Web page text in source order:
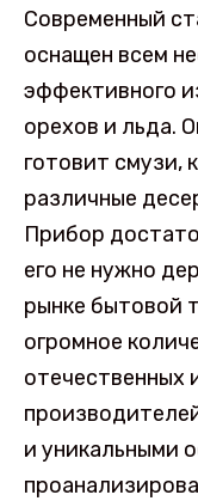
Современный
оснащен всем
эффективного
орехов и льда.
готовит смузи,
различные
Прибор
его не нужно
рынке бытовой
огромное
отечественных
и уникальными